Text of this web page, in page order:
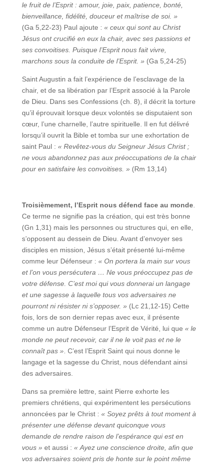
le fruit de l’Esprit : amour, joie, paix, patience, bonté,
bienveillance, fidélité, douceur et maîtrise de soi. »
(Ga 5,22‑23) Paul ajoute : « ceux qui sont au Christ
Jésus ont crucifié en eux la chair, avec ses passions et
ses convoitises. Puisque l’Esprit nous fait vivre,
marchons sous la conduite de l’Esprit. » (Ga 5,24‑25)
Saint Augustin a fait l’expérience de l’esclavage de la
chair, et de sa libération par l’Esprit associé à la Parole
de Dieu. Dans ses Confessions (ch. 8), il décrit la torture
qu’il éprouvait lorsque deux volontés se disputaient son
cœur, l’une charnelle, l’autre spirituelle. Il en fut délivré
lorsqu’il ouvrit la Bible et tomba sur une exhortation de
saint Paul : « Revêtez-vous du Seigneur Jésus Christ ;
ne vous abandonnez pas aux préoccupations de la chair
pour en satisfaire les convoitises. » (Rm 13,14)
Troisièmement, l’Esprit nous défend face au monde.
Ce terme ne signifie pas la création, qui est très bonne
(Gn 1,31) mais les personnes ou structures qui, en elle,
s’opposent au dessein de Dieu. Avant d’envoyer ses
disciples en mission, Jésus s’était présenté lui-même
comme leur Défenseur : « On portera la main sur vous
et l’on vous persécutera … Ne vous préoccupez pas de
votre défense. C’est moi qui vous donnerai un langage
et une sagesse à laquelle tous vos adversaires ne
pourront ni résister ni s’opposer. » (Lc 21,12‑15) Cette
fois, lors de son dernier repas avec eux, il présente
comme un autre Défenseur l’Esprit de Vérité, lui que « le
monde ne peut recevoir, car il ne le voit pas et ne le
connaît pas » . C’est l’Esprit Saint qui nous donne le
langage et la sagesse du Christ, nous défendant ainsi
des adversaires.
Dans sa première lettre, saint Pierre exhorte les
premiers chrétiens, qui expérimentent les persécutions
annoncées par le Christ : « Soyez prêts à tout moment à
présenter une défense devant quiconque vous
demande de rendre raison de l’espérance qui est en
vous » et aussi : « Ayez une conscience droite, afin que
vos adversaires soient pris de honte sur le point même